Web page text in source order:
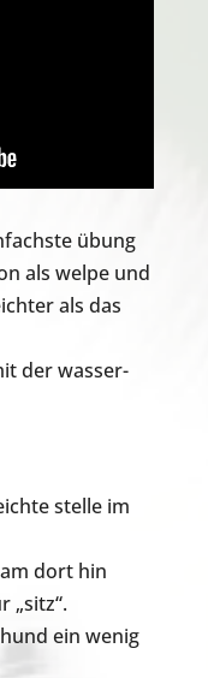
übung
als welpe und
als das
der wasser-
stelle im
dort hin
„sitz“.
ein wenig